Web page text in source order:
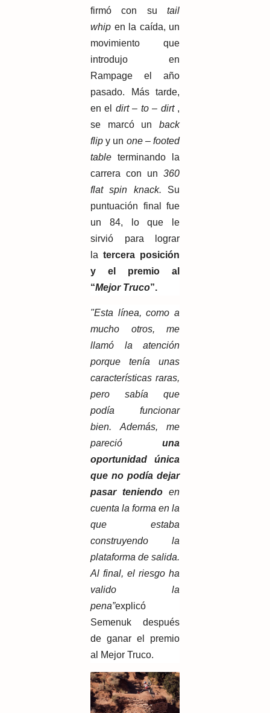
firmó con su tail
whip en la caída, un
movimiento que
introdujo en
Rampage el año
pasado. Más tarde,
en el dirt – to – dirt ,
se marcó un back
flip y un one – footed
table terminando la
carrera con un 360
flat spin knack. Su
puntuación final fue
un 84, lo que le
sirvió para lograr
la tercera posición
y el premio al
“Mejor Truco”.
"Esta línea, como a
mucho otros, me
llamó la atención
porque tenía unas
características raras,
pero sabía que
podía funcionar
bien. Además, me
pareció una
oportunidad única
que no podía dejar
pasar teniendo en
cuenta la forma en la
que estaba
construyendo la
plataforma de salida.
Al final, el riesgo ha
valido la
pena”explicó
Semenuk después
de ganar el premio
al Mejor Truco.